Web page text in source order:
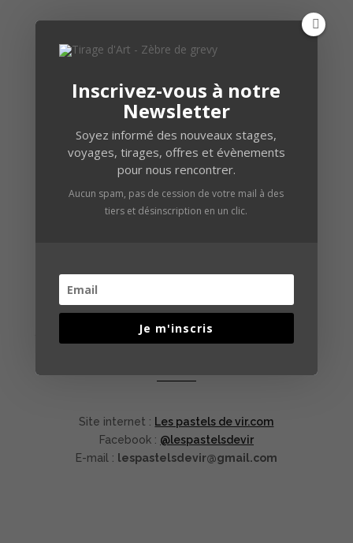
Comment contacter
virginie agniel ?
Site internet : Les pastels de vir.com
Facebook : @lespastelsdevir
E-mail : lespastelsdevir@gmail.com
Inscrivez-vous à notre
Newsletter
Soyez informé des nouveaux stages,
voyages, tirages, offres et évènements
pour nous rencontrer.
Aucun spam, pas de cession de votre mail à des
tiers et désinscription en un clic.
Je m'inscris